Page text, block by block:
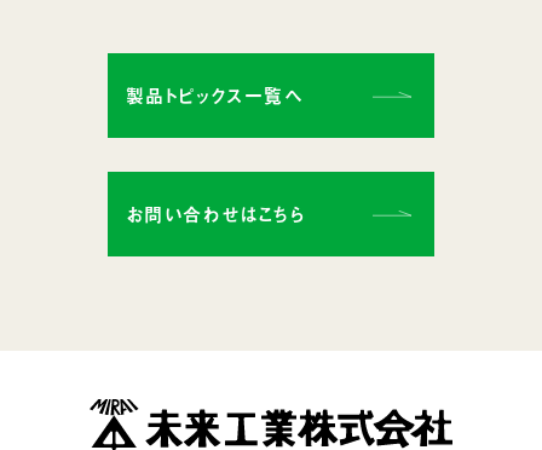
製品トピックス一覧へ
お問い合わせはこちら